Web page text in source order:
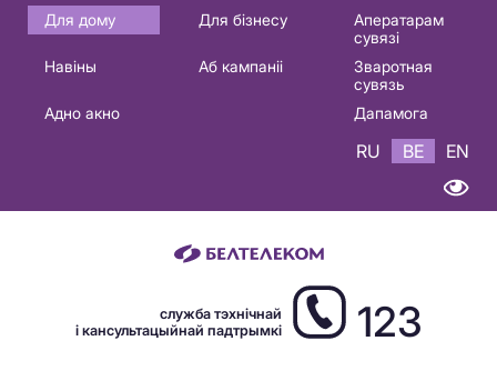
Основная
навигация
Для дому Для бізнесу
Аператарам
сувязі
Навіны
Аб кампаніі
Зваротная
сувязь
Адно акно
Дапамога
RU BE EN
служба тэхнічнай
і кансультацыйнай падтрымкі
123